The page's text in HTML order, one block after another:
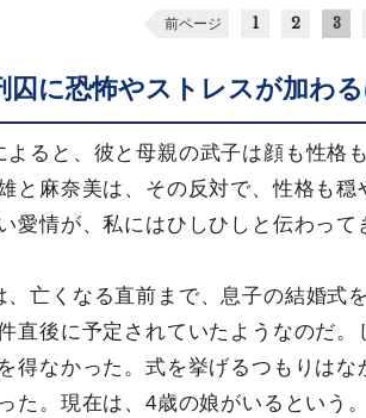
前ページ 1 2 3
囚に恐怖やストレスが加わる
よると、彼と母親の武子は顔も性格
と麻奈美は、その反対で、性格も
愛情が、私にはひしひしと伝わって
、亡くなる直前まで、息子の結婚式
直後に予定されていたようなのだ
得なかった。式を挙げるつもりは
た。現在は、4歳の娘がいるという。